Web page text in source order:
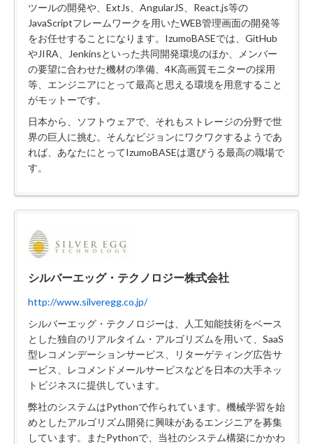
ツールの開発や、ExtJs、AngularJS、React.js等の
JavaScriptフレームワークを用いたWEB管理画面の開発等
をお任せすることになります。IzumoBASEでは、GitHub
やJIRA、Jenkinsといった共同開発環境のほか、メンバー
の要望に合わせた機材の準備、4K高画質モニターの採用
等、エンジニアにとって最高と思える環境を用意すること
がモットーです。
日本から、ソフトウェアで、それもストレージの分野で世
界の巨人に挑む。そんなビジョンにワクワクするようであ
れば、あなたにとってIzumoBASEは選びうる最高の職場で
す。
シルバーエッグ・テクノロジー株式会社
http://www.silveregg.co.jp/
シルバーエッグ・テクノロジーは、人工知能技術をベース
とした独自のリアルタイム・アルゴリズムを用いて、SaaS
型レコメンデーションサービス、リターゲティング広告サ
ービス、レコメンドメールサービスなどを日本の大手ネッ
トビジネスに提供しています。
弊社のシステムはPythonで作られています。機械学習を始
めとしたアルゴリズム開発に興味があるエンジニアを募集
しています。またPythonで、当社のシステム構築にかかわ